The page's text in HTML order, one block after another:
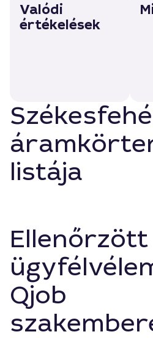
Valódi
értékelések
listája
Ellenőrzött
Qjob